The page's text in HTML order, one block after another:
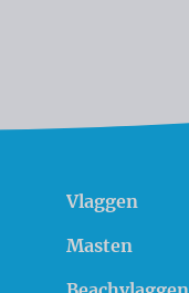
Vlaggen
Masten